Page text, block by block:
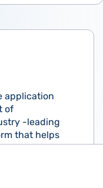
application
of
-leading
that helps
our